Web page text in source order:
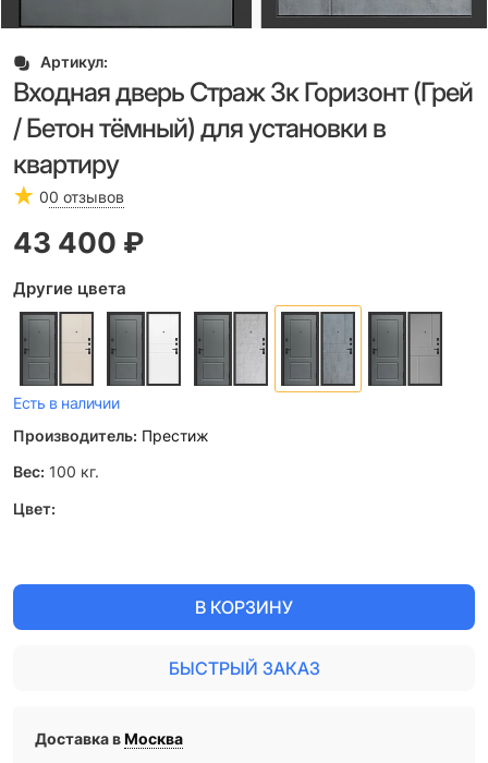
Артикул:
Входная дверь Страж 3к Горизонт (Грей
/ Бетон тёмный) для установки в
квартиру
00 отзывов
43 400 ₽
Другие цвета
Есть в наличии
Производитель: Престиж
Вес: 100 кг.
Цвет:
В КОРЗИНУ
БЫСТРЫЙ ЗАКАЗ
Доставка вМосква